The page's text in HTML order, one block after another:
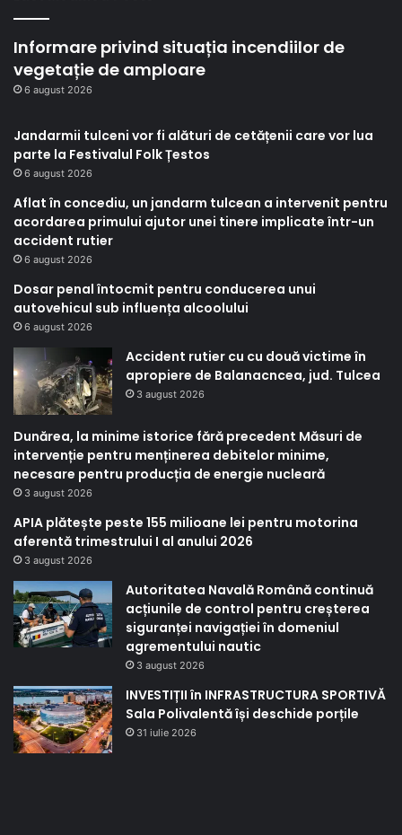
Informare privind situația incendiilor de
vegetație de amploare
6 august 2026
Jandarmii tulceni vor fi alături de cetățenii care vor lua
parte la Festivalul Folk Țestos
6 august 2026
Aflat în concediu, un jandarm tulcean a intervenit pentru
acordarea primului ajutor unei tinere implicate într-un
accident rutier
6 august 2026
Dosar penal întocmit pentru conducerea unui
autovehicul sub influența alcoolului
6 august 2026
Accident rutier cu cu două victime în
apropiere de Balanacncea, jud. Tulcea
3 august 2026
Dunărea, la minime istorice fără precedent Măsuri de
intervenție pentru menținerea debitelor minime,
necesare pentru producția de energie nucleară
3 august 2026
APIA plătește peste 155 milioane lei pentru motorina
aferentă trimestrului I al anului 2026
3 august 2026
Autoritatea Navală Română continuă
acțiunile de control pentru creșterea
siguranței navigației în domeniul
agrementului nautic
3 august 2026
INVESTIȚII în INFRASTRUCTURA SPORTIVĂ
Sala Polivalentă își deschide porțile
31 iulie 2026